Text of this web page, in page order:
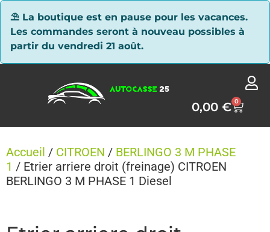
⛱ La boutique est en pause pour les vacances.
Les commandes seront à nouveau possibles à
partir du vendredi 21 août.
0,00€ 0
Accueil / CITROEN / BERLINGO 3 M PHASE
1 / Etrier arriere droit (freinage) CITROEN
BERLINGO 3 M PHASE 1 Diesel
Panneau de gestion des cookies